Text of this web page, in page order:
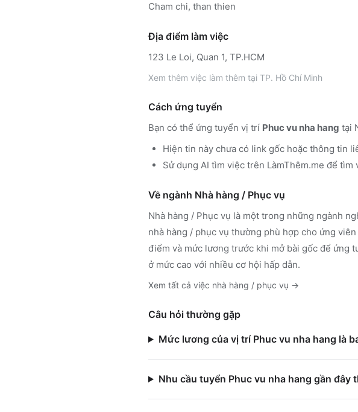
Cham chi, than thien
Địa điểm làm việc
123 Le Loi, Quan 1, TP.HCM
Xem thêm việc làm thêm tại TP. Hồ Chí Minh
Cách ứng tuyển
Bạn có thể ứng tuyển vị trí Phuc vu nha hang tại
Hiện tin này chưa có link gốc hoặc thông tin
Sử dụng AI tìm việc trên LàmThêm.me để tìm
Về ngành Nhà hàng / Phục vụ
Nhà hàng / Phục vụ là một trong những ngành
nhà hàng / phục vụ thường phù hợp cho ứng
điểm và mức lương trước khi mở bài gốc để ứng
ở mức cao với nhiều cơ hội hấp dẫn.
Xem tất cả việc nhà hàng / phục vụ →
Câu hỏi thường gặp
Mức lương của vị trí Phuc vu nha hang là
Nhu cầu tuyển Phuc vu nha hang gần đây